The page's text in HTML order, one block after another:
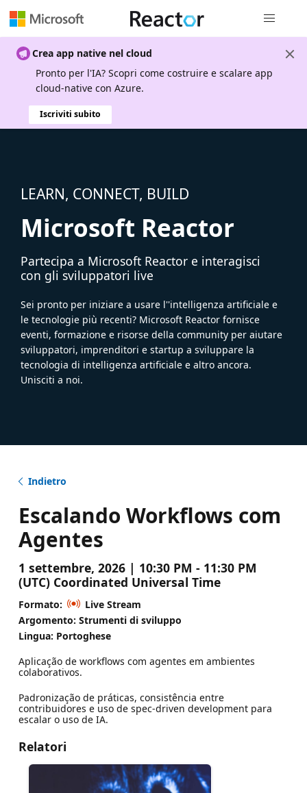
Crea app native nel cloud
Pronto per l'IA? Scopri come costruire e scalare app
cloud-native con Azure.
Iscriviti subito
LEARN, CONNECT, BUILD
Microsoft Reactor
Partecipa a Microsoft Reactor e interagisci
con gli sviluppatori live
Sei pronto per iniziare a usare l''intelligenza artificiale e
le tecnologie più recenti? Microsoft Reactor fornisce
eventi, formazione e risorse della community per aiutare
sviluppatori, imprenditori e startup a sviluppare la
tecnologia di intelligenza artificiale e altro ancora.
Unisciti a noi.
Indietro
Escalando Workflows com
Agentes
1 settembre, 2026 | 10:30 PM - 11:30 PM
(UTC) Coordinated Universal Time
Formato:
Live Stream
Argomento: Strumenti di sviluppo
Lingua: Portoghese
Aplicação de workflows com agentes em ambientes
colaborativos.
Padronização de práticas, consistência entre
contribuidores e uso de spec-driven development para
escalar o uso de IA.
Relatori